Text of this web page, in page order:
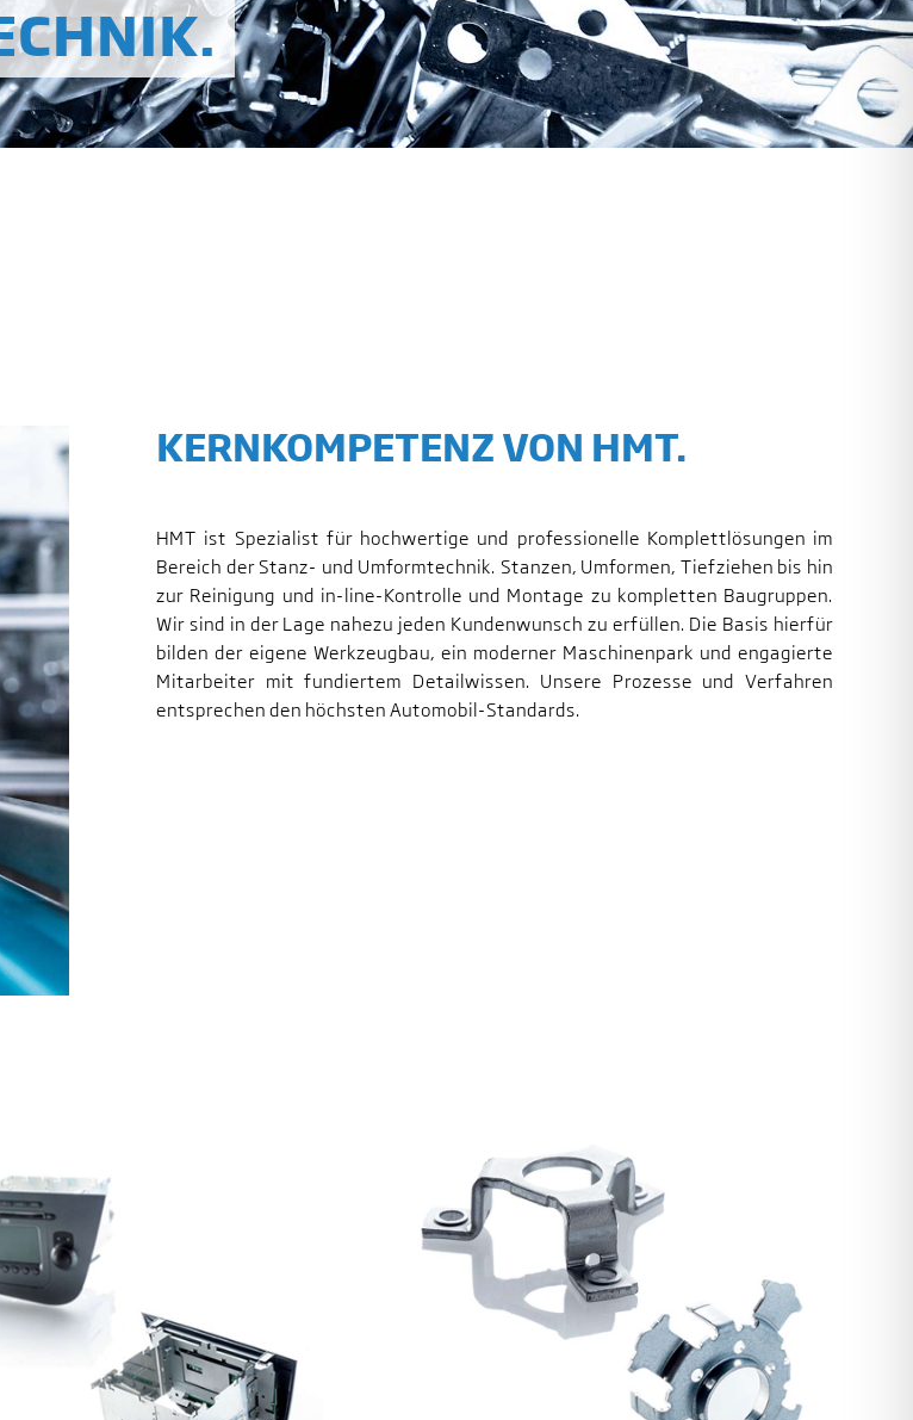
KERNKOMPETENZ VON HMT.
HMT ist Spezialist für hochwertige und professionelle Komplettlösungen im
Bereich der Stanz- und Umformtechnik. Stanzen, Umformen, Tiefziehen bis hin
zur Reinigung und in-line-Kontrolle und Montage zu kompletten Baugruppen.
Wir sind in der Lage nahezu jeden Kundenwunsch zu erfüllen. Die Basis hierfür
bilden der eigene Werkzeugbau, ein moderner Maschinenpark und engagierte
Mitarbeiter mit fundiertem Detailwissen. Unsere Prozesse und Verfahren
entsprechen den höchsten Automobil-Standards.